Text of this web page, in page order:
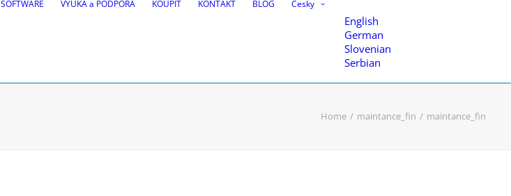
SOFTWARE VÝUKA a PODPORA KOUPIT KONTAKT BLOG Česky
English
German
Slovenian
Serbian
Home maintance_fin maintance_fin